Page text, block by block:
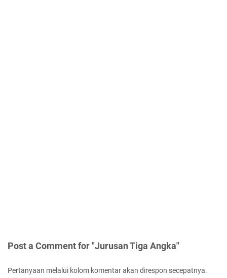
Post a Comment for "Jurusan Tiga Angka"
Pertanyaan melalui kolom komentar akan direspon secepatnya.